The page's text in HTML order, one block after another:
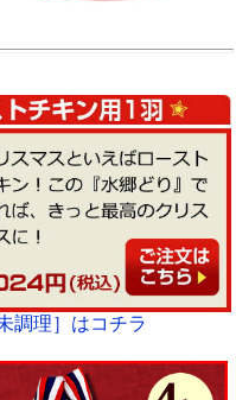
調理］はコチラ